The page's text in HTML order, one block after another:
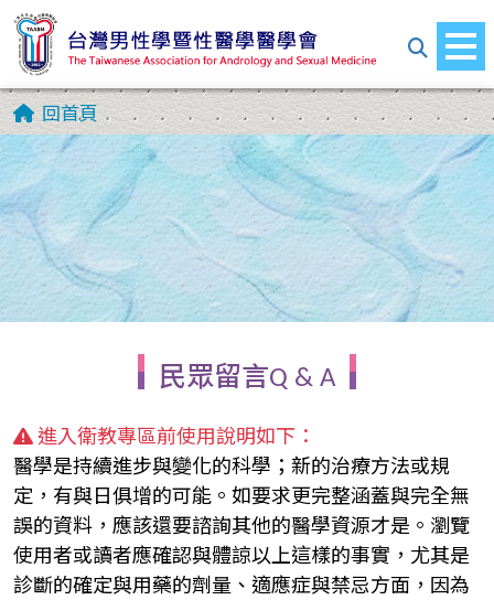
回首頁
民眾留言Q & A
進入衛教專區前使用說明如下：
醫學是持續進步與變化的科學；新的治療方法或規
定，有與日俱增的可能。如要求更完整涵蓋與完全無
誤的資料，應該還要諮詢其他的醫學資源才是。瀏覽
使用者或讀者應確認與體諒以上這樣的事實，尤其是
診斷的確定與用藥的劑量、適應症與禁忌方面，因為